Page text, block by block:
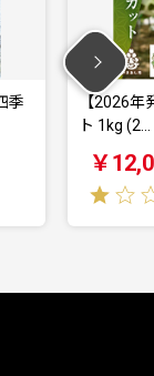
季
【2026年
ト 1kg (2…
￥